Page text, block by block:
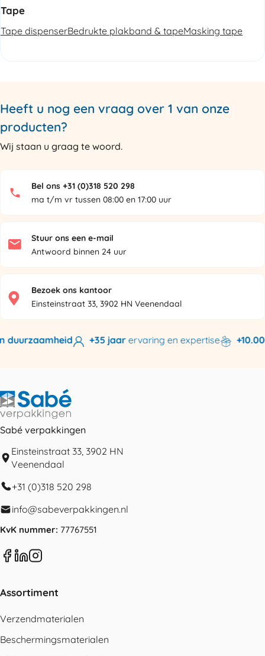
Tape
Tape dispenserBedrukte plakband & tapeMasking tape
Heeft u nog een vraag over 1 van onze
producten?
Wij staan u graag te woord.
Bel ons +31 (0)318 520 298
ma t/m vr tussen 08:00 en 17:00 uur
Stuur ons een e-mail
Antwoord binnen 24 uur
Bezoek ons kantoor
Einsteinstraat 33, 3902 HN Veenendaal
+35 jaarervaring en expertise
Sabé verpakkingen
Einsteinstraat 33, 3902 HN
Veenendaal
+31 (0)318 520 298
info@sabeverpakkingen.nl
KvK nummer: 77767551
Assortiment
Verzendmaterialen
Beschermingsmaterialen